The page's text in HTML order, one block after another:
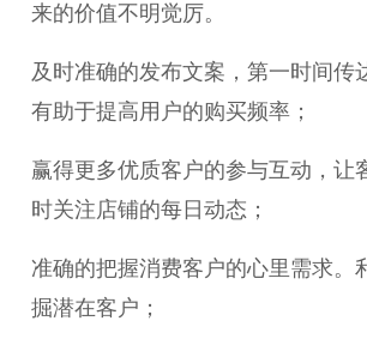
来的价值不明觉厉。
及时准确的发布文案，第一时间传
有助于提高用户的购买频率；
赢得更多优质客户的参与互动，让
时关注店铺的每日动态；
准确的把握消费客户的心里需求。
掘潜在客户；